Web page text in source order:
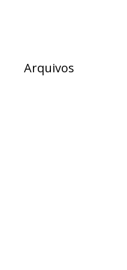
Arquivos